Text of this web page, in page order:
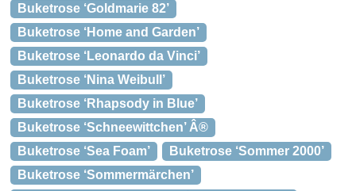
Buketrose ‘Goldmarie 82’
Buketrose ‘Home and Garden’
Buketrose ‘Leonardo da Vinci’
Buketrose ‘Nina Weibull’
Buketrose ‘Rhapsody in Blue’
Buketrose ‘Schneewittchen’ Â®
Buketrose ‘Sea Foam’
Buketrose ‘Sommer 2000’
Buketrose ‘Sommermärchen’